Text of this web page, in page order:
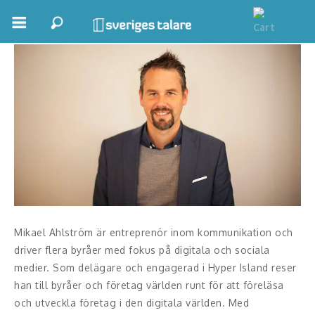
Inspirerande Föreläsare
Personlig utveckling, målsättning
Keynote
Moderator, konferencier
Moderator
Mikael Ahlström
Mikael Ahlström är entreprenör inom kommunikation och
driver flera byråer med fokus på digitala och sociala
medier. Som delägare och engagerad i Hyper Island reser
han till byråer och företag världen runt för att föreläsa
och utveckla företag i den digitala världen. Med